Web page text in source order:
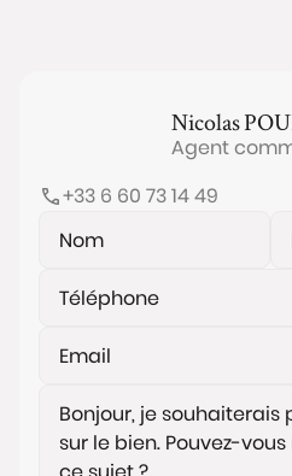
Nicolas
Agent
+33 6 60 73 14 49